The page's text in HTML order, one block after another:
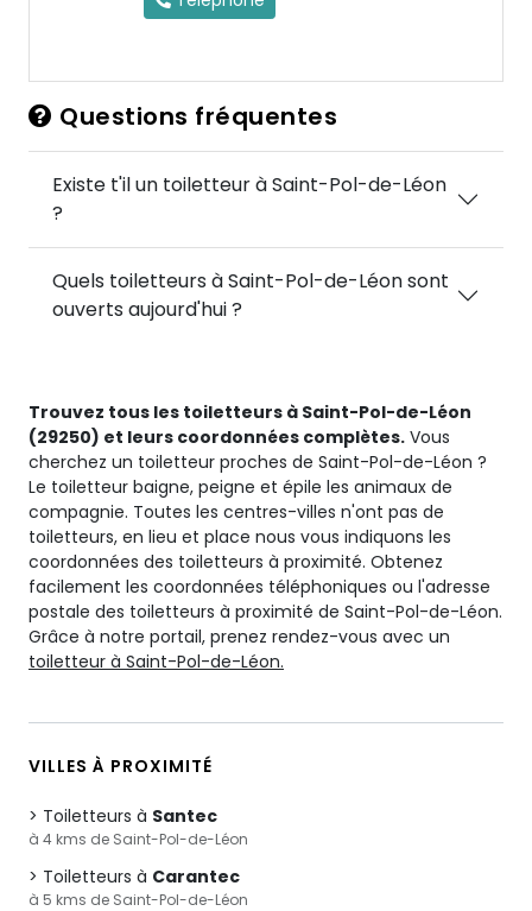
Questions fréquentes
Existe t'il un toiletteur à Saint-Pol-de-Léon
?
Quels toiletteurs à Saint-Pol-de-Léon sont
ouverts aujourd'hui ?
Trouvez tous les toiletteurs à Saint-Pol-de-Léon
(29250) et leurs coordonnées complètes. Vous
cherchez un toiletteur proches de Saint-Pol-de-Léon ?
Le toiletteur baigne, peigne et épile les animaux de
compagnie. Toutes les centres-villes n'ont pas de
toiletteurs, en lieu et place nous vous indiquons les
coordonnées des toiletteurs à proximité. Obtenez
facilement les coordonnées téléphoniques ou l'adresse
postale des toiletteurs à proximité de Saint-Pol-de-Léon.
Grâce à notre portail, prenez rendez-vous avec un
toiletteur à Saint-Pol-de-Léon.
VILLES À PROXIMITÉ
Toiletteurs à Santec
à 4 kms de Saint-Pol-de-Léon
Toiletteurs à Carantec
à 5 kms de Saint-Pol-de-Léon